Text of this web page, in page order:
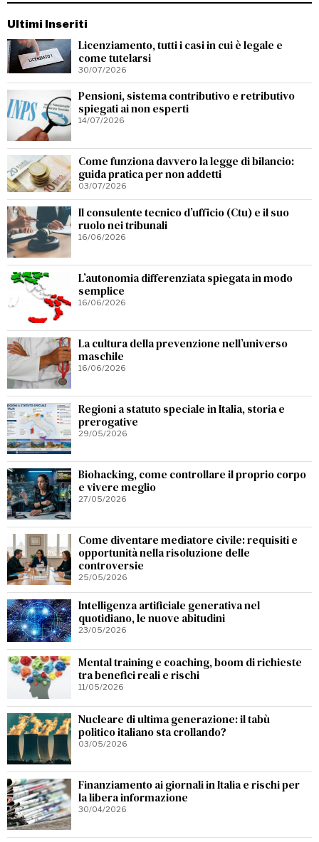
Ultimi Inseriti
Licenziamento, tutti i casi in cui è legale e
come tutelarsi
30/07/2026
Pensioni, sistema contributivo e retributivo
spiegati ai non esperti
14/07/2026
Come funziona davvero la legge di bilancio:
guida pratica per non addetti
03/07/2026
Il consulente tecnico d’ufficio (Ctu) e il suo
ruolo nei tribunali
16/06/2026
L’autonomia differenziata spiegata in modo
semplice
16/06/2026
La cultura della prevenzione nell’universo
maschile
16/06/2026
Regioni a statuto speciale in Italia, storia e
prerogative
29/05/2026
Biohacking, come controllare il proprio corpo
e vivere meglio
27/05/2026
Come diventare mediatore civile: requisiti e
opportunità nella risoluzione delle
controversie
25/05/2026
Intelligenza artificiale generativa nel
quotidiano, le nuove abitudini
23/05/2026
Mental training e coaching, boom di richieste
tra benefici reali e rischi
11/05/2026
Nucleare di ultima generazione: il tabù
politico italiano sta crollando?
03/05/2026
Finanziamento ai giornali in Italia e rischi per
la libera informazione
30/04/2026